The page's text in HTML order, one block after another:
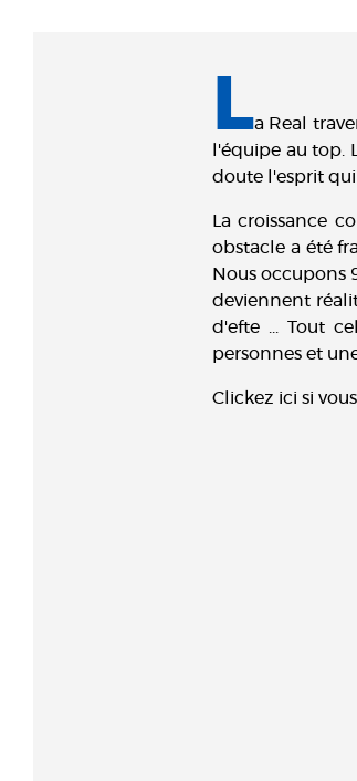
La Real
l'équipe au top.
doute l'esprit qui
La croissance
obstacle a été
Nous occupons
deviennent
d'efte ... Tout
personnes et
Clickez ici si